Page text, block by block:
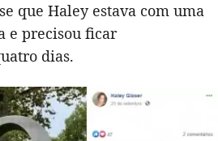
que Haley estava com uma
e precisou ficar
dias.